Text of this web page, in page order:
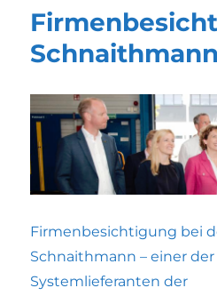
Schnaithmann
Firmenbesichtigung bei
Schnaithmann – einer
Systemlieferanten der